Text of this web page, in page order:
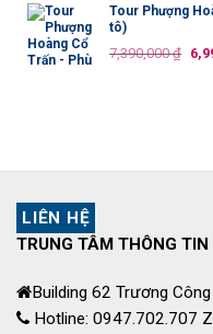
là:
Tour Phượng
tô)
7,390,000₫ Giá
LIÊN HỆ
TRUNG TÂM THÔNG TIN
Building 62 Trương
Hotline: 0947.702.707